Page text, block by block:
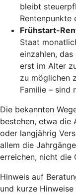
bleibt
Rentenpunkte
Frühstart-
Staat
einzahlen,
erst im Alter
zu möglichen
Familie – sind
Die bekannten
bestehen, etwa die
oder langjährig
allem die
erreichen, nicht die
Hinweis auf
und kurze